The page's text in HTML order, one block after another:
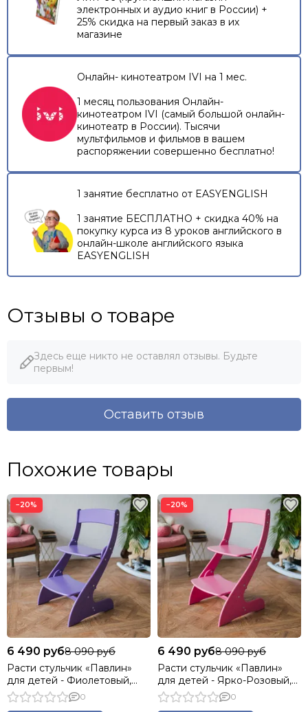
электронных и аудио книг в России) +
25% скидка на первый заказ в их
магазине
Онлайн- кинотеатром IVI на 1 мес.
1 месяц пользования Онлайн-
кинотеатром IVI (самый большой онлайн-
кинотеатр в России). Тысячи
мультфильмов и фильмов в вашем
распоряжении совершенно бесплатно!
1 занятие бесплатно от EASYENGLISH
1 занятие БЕСПЛАТНО + скидка 40% на
покупку курса из 8 уроков английского в
онлайн-школе английского языка
EASYENGLISH
Отзывы о товаре
Здесь еще никто не оставлял отзывы. Будьте
первым!
Оставить отзыв
Похожие товары
−20%
6 490 руб8 090 руб
Расти стульчик «Павлин»
для детей - Фиолетовый,
Деревянный 49x47x85
0
−20%
6 490 руб8 090 руб
Расти стульчик «Павлин»
для детей - Ярко-Розовый,
Деревянный 49x47x85
0